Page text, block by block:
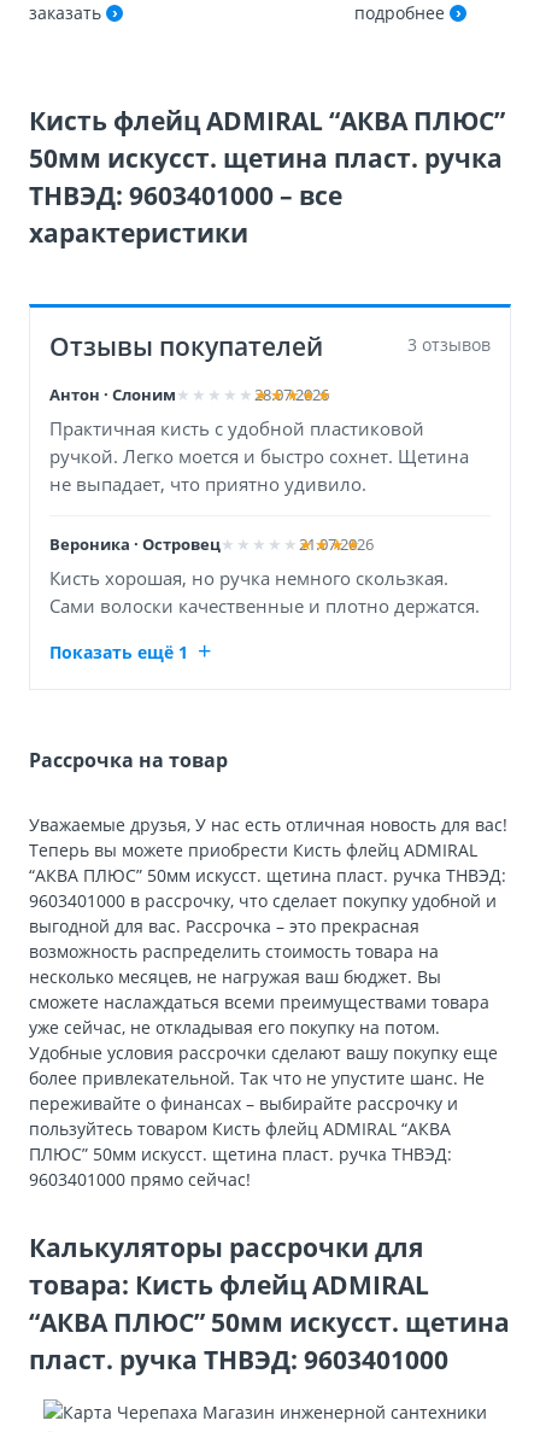
заказать
подробнее
Кисть флейц ADMIRAL “АКВА ПЛЮС”
50мм искусст. щетина пласт. ручка
ТНВЭД: 9603401000 – все
характеристики
Отзывы покупателей 3 отзывов
Антон · Слоним 28.07.2026
Практичная кисть с удобной пластиковой
ручкой. Легко моется и быстро сохнет. Щетина
не выпадает, что приятно удивило.
Вероника · Островец 21.07.2026
Кисть хорошая, но ручка немного скользкая.
Сами волоски качественные и плотно держатся.
Показать ещё 1
Рассрочка на товар
Уважаемые друзья, У нас есть отличная новость для вас!
Теперь вы можете приобрести Кисть флейц ADMIRAL
“АКВА ПЛЮС” 50мм искусст. щетина пласт. ручка ТНВЭД:
9603401000 в рассрочку, что сделает покупку удобной и
выгодной для вас. Рассрочка – это прекрасная
возможность распределить стоимость товара на
несколько месяцев, не нагружая ваш бюджет. Вы
сможете наслаждаться всеми преимуществами товара
уже сейчас, не откладывая его покупку на потом.
Удобные условия рассрочки сделают вашу покупку еще
более привлекательной. Так что не упустите шанс. Не
переживайте о финансах – выбирайте рассрочку и
пользуйтесь товаром Кисть флейц ADMIRAL “АКВА
ПЛЮС” 50мм искусст. щетина пласт. ручка ТНВЭД:
9603401000 прямо сейчас!
Калькуляторы рассрочки для
товара: Кисть флейц ADMIRAL
“АКВА ПЛЮС” 50мм искусст. щетина
пласт. ручка ТНВЭД: 9603401000